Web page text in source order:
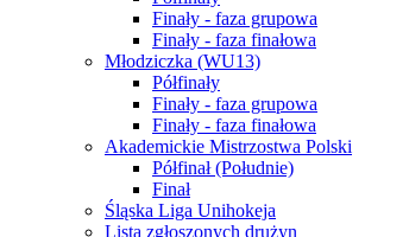
Finały - faza grupowa
Finały - faza finałowa
Młodziczka (WU13)
Półfinały
Finały - faza grupowa
Finały - faza finałowa
Akademickie Mistrzostwa Polski
Półfinał (Południe)
Finał
Śląska Liga Unihokeja
Lista zgłoszonych drużyn